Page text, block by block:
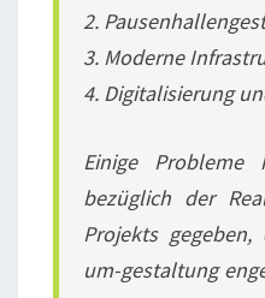
2.
3. Moderne
4. Digitalisierung
Einige Probleme
bezüglich der
Projekts
um-gestaltung